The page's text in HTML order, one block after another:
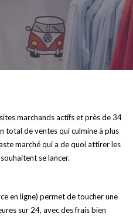
marchands actifs et près de 34
total de ventes qui culmine à plus
marché qui a de quoi attirer les
se lancer.
en ligne) permet de toucher une
sur 24, avec des frais bien